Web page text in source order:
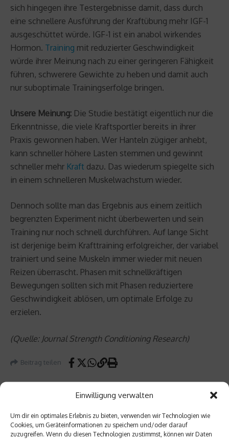
Einwilligung verwalten
Um dir ein optimales Erlebnis zu bieten, verwenden wir Technologien wie
Cookies, um Geräteinformationen zu speichern und/oder darauf
zuzugreifen. Wenn du diesen Technologien zustimmst, können wir Daten
sich hingegen ihre Testergebnisse damit, dass durch
eine schnellere Ausführung der Kraftübung mehr IGF-1
ausgeschüttet würde. IGF-1 ist ein anabol wirkendes
Hormon. Training mit reduzierter Geschwindigkeit
würde ihrer Meinung nach zu einer geringeren Fähigkeit
führen, schwerere Gewichte zu heben und damit auch
nur suboptimale Trainingserfolge bringen.
Unsere Meinung: Die Studie bestätigt eigentlich nur die
Erkenntnisse, die viele Kraftsportler bereits in ihrer
Praxis gewonnen haben. Wer Hanteln zügiger anhebt,
kann schneller höhere Lasten stemmen und gewinnt
schneller mehr Kraft dazu. Das wiederum spiegelte sich
in einem schnelleren Muskelwachstum wieder.
Dennoch sollte man das Ergebnis aus einem zeitlich
begrenzten Experiment nicht überbewerten und sein
Training nur noch schnell durchführen. Auf lange Sicht
ist derjenige beim Krafttraining erfolgreicher, der variabel
trainiert und seine Muskeln immer wieder mit neuen
Reizen überrascht. Phasen mit schnellkräftigen
Bewegungen sollten sich mit Phasen reduziertere
Geschwindigkeit ablösen, um optimale Erfolge zu
erzielen.
(Quelle: Journal Strength Conditioning Research)
Beitrag teilen
vorheriger Beitrag
Laureu